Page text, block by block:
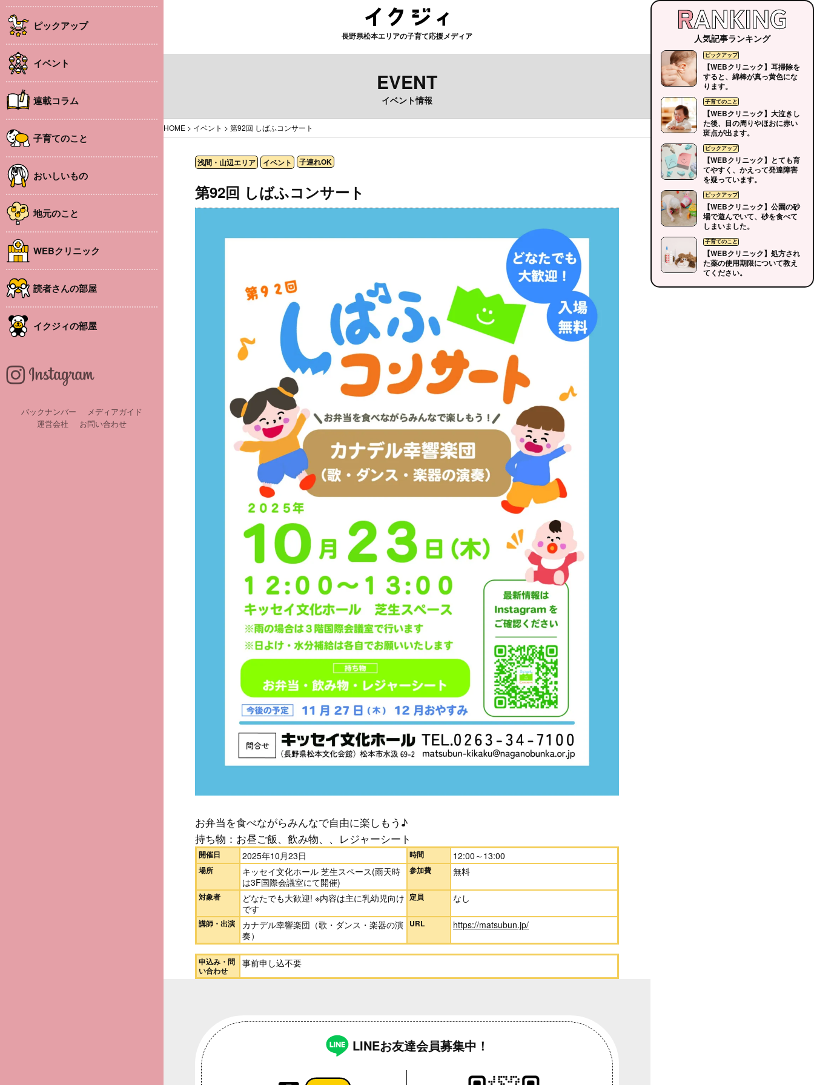
ピックアップ
イベント
連載コラム
子育てのこと
おいしいもの
地元のこと
WEBクリニック
読者さんの部屋
イクジィの部屋
バックナンバー
メディアガイド
運営会社
お問い合わせ
長野県松本エリアの子育て応援メディア
EVENT
イベント情報
HOME > イベント > 第92回 しばふコンサート
浅間・山辺エリア イベント 子連れOK
第92回 しばふコンサート
お弁当を食べながらみんなで自由に楽しもう♪
持ち物：お昼ご飯、飲み物、、レジャーシート
開催日 2025年10月23日 時間 12:00～13:00
場所
キッセイ文化ホール 芝生スペース(雨天時
は3F国際会議室にて開催)
参加費 無料
対象者
どなたでも大歓迎! ※内容は主に乳幼児向け
です
定員 なし
講師・出演
カナデル幸響楽団（歌・ダンス・楽器の演
奏）
URL https://matsubun.jp/
申込み・問
い合わせ
事前申し込不要
LINEお友達会員募集中！
人気記事ランキング
【WEBクリニック】耳掃除を
すると、綿棒が真っ黄色にな
ります。
【WEBクリニック】大泣きし
た後、目の周りやほおに赤い
斑点が出ます。
【WEBクリニック】とても育
てやすく、かえって発達障害
を疑っています。
【WEBクリニック】公園の砂
場で遊んでいて、砂を食べて
しまいました。
【WEBクリニック】処方され
た薬の使用期限について教え
てください。